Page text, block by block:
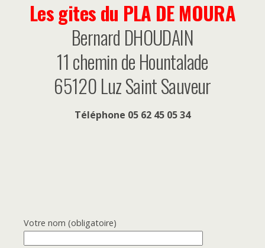
Les gites du PLA DE MOURA
Bernard DHOUDAIN
11 chemin de Hountalade
65120 Luz Saint Sauveur
Téléphone 05 62 45 05 34
Votre nom (obligatoire)